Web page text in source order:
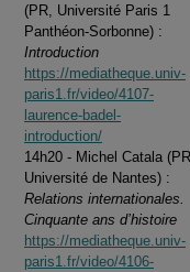
(PR, Université Paris 1
Panthéon-Sorbonne) :
Introduction
https://mediatheque.univ-
paris1.fr/video/4107-
laurence-badel-
introduction/
14h20 - Michel Catala
Université de Nantes) :
Relations internationales.
Cinquante ans d’histoire
https://mediatheque.univ-
paris1.fr/video/4106-